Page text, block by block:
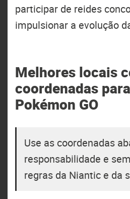
participar de reides
impulsionar a evolução
Melhores locais
coordenadas
Pokémon GO
Use as coordenadas
responsabilidade e
regras da Niantic e da